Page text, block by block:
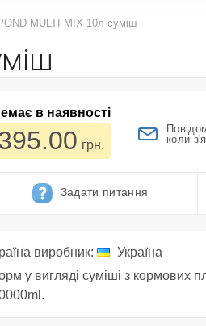
MULTI MIX 10л суміш
в наявності
грн.
коли
Задати питання
виробник:
Україна
у вигляді суміші з кормових